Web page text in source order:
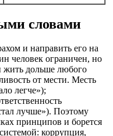
словами
и направить его на
человек ограничен, но
жить дольше любого
от мести. Месть
легче»);
лучше»). Поэтому
принципов и борется
коррупция,